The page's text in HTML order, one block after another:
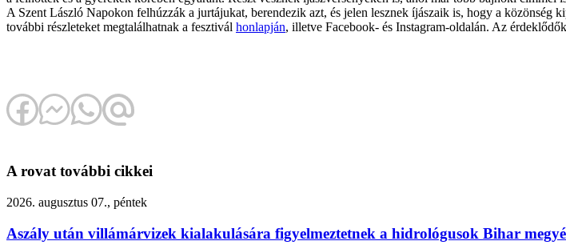
A Szent László Napokon felhúzzák a jurtájukat, berendezik azt, és jelen lesznek íjászaik is, hogy a
további részleteket megtalálhatnak a fesztivál honlapján, illetve Facebook- és Instagram-oldalán. Az
A rovat további cikkei
2026. augusztus 07., péntek
Aszály után villámárvizek kialakulására figyelmeztetnek a hidrológusok Bihar